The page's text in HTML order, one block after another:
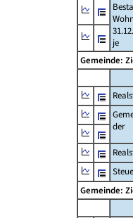
je
Gemeinde:
der
Gemeinde: